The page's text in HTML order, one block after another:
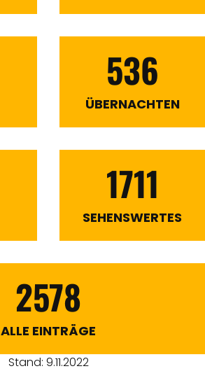
536
ÜBERNACHTEN
1711
SEHENSWERTES
2578
ALLE EINTRÄGE
Stand: 9.11.2022